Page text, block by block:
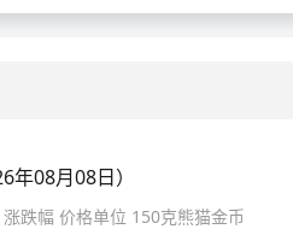
08月08日）
跌幅 价格单位 150克熊猫金币